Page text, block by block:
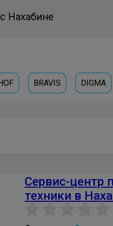
Нахабине
BRAVIS DIGMA
Сервис-центр
техники в